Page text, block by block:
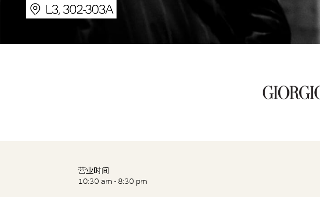
L3, 302-303A
营业时间
10:30 am - 8:30 pm